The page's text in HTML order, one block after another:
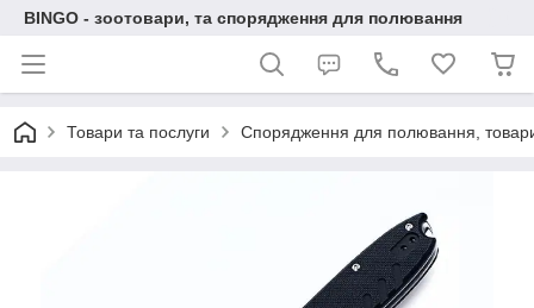
BINGO - зоотовари, та спорядження для полювання
Товари та послуги Спорядження для полювання,